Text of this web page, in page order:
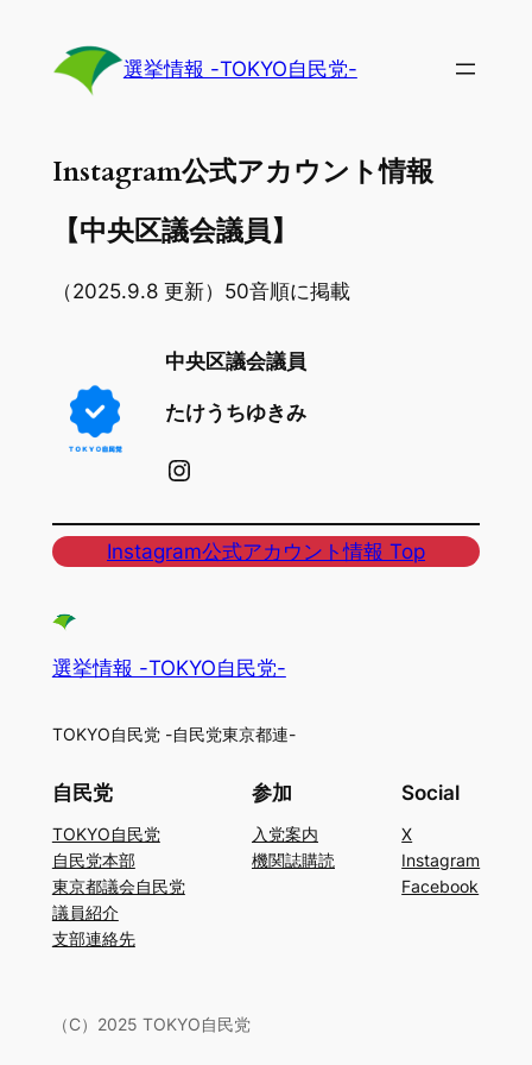
選挙情報 -TOKYO自民党-
Instagram公式アカウント情報
【中央区議会議員】
（2025.9.8 更新）50音順に掲載
中央区議会議員
たけうちゆきみ
Instagram
Instagram公式アカウント情報 Top
選挙情報 -TOKYO自民党-
TOKYO自民党 -自民党東京都連-
自民党
TOKYO自民党
自民党本部
東京都議会自民党
議員紹介
支部連絡先
参加
入党案内
機関誌購読
Social
X
Instagram
Facebook
（C）2025 TOKYO自民党